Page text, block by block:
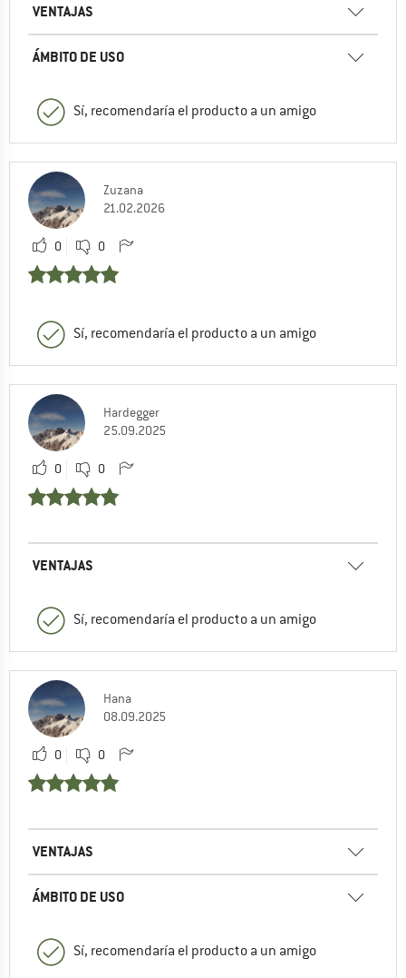
VENTAJAS
ÁMBITO DE USO
Sí, recomendaría el producto a un amigo
Zuzana
21.02.2026
0 0
Sí, recomendaría el producto a un amigo
Hardegger
25.09.2025
0 0
VENTAJAS
Sí, recomendaría el producto a un amigo
Hana
08.09.2025
0 0
VENTAJAS
ÁMBITO DE USO
Sí, recomendaría el producto a un amigo